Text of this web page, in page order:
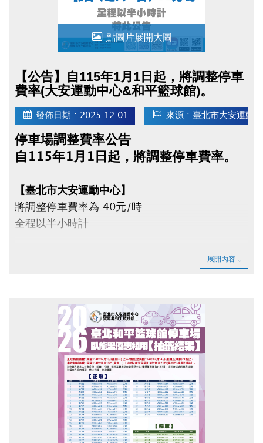
點圖片展開大圖
【公告】自115年1月1日起，將調整停車
費率(大安運動中心&和平籃球館)。
發佈日期 : 2025.12.01 來源 : 臺北市大安運動
停車場調整費率公告
自115年1月1日起，將調整停車費率。
【臺北市大安運動中心】
將調整停車費率為 40元/時
全程以半小時計
假日（週六、日）50元/時
全程以半小時計
展開內容